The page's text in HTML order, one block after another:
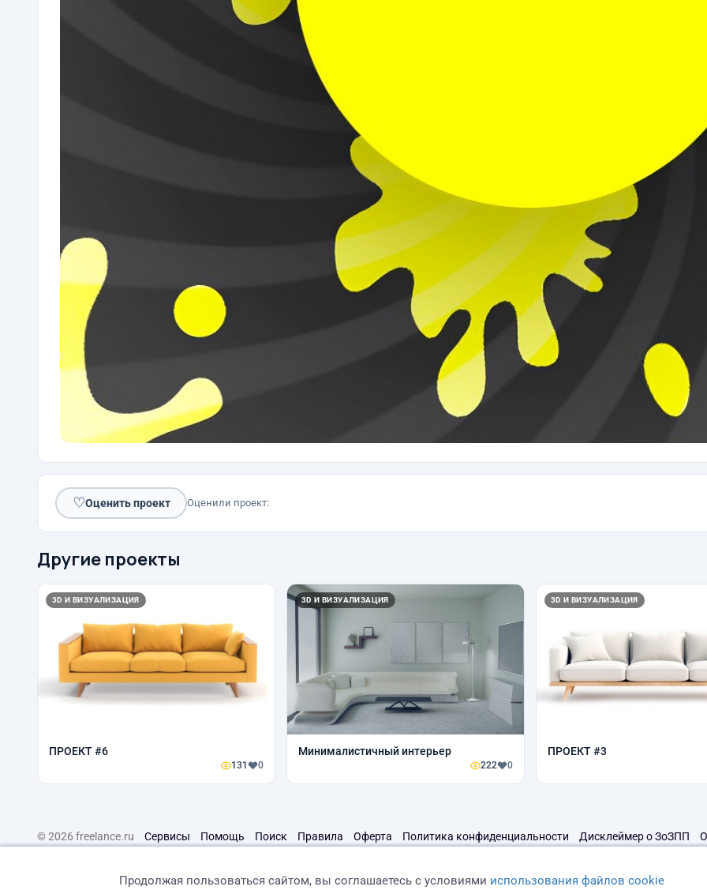
♡Оценить проект Оценили проект:
Другие проекты
3D И ВИЗУАЛИЗАЦИЯ
ПРОЕКТ #6
131 0
3D И ВИЗУАЛИЗАЦИЯ
Минималистичный интерьер
222 0
3D И ВИЗУАЛИЗАЦИЯ
ПРОЕКТ #3
© 2026 freelance.ru Сервисы Помощь Поиск Правила Оферта Политика конфиденциальности Дисклеймер о ЗоЗПП
Продолжая пользоваться сайтом, вы соглашаетесь с условиями использования файлов cookie